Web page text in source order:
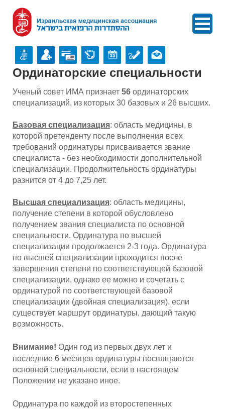
Ординаторские специальности
Ученый совет ИМА признает 56 ординаторских
специализаций, из которых 30 базовых и 26 высших.
Базовая специализация: область медицины, в
которой претенденту после выполнения всех
требований ординатуры присваивается звание
специалиста - без необходимости дополнительной
специализации. Продолжительность ординатуры
разнится от 4 до 7,25 лет.
Высшая специализация: область медицины,
получение степени в которой обусловлено
получением звания специалиста по основной
специальности. Ординатура по высшей
специализации продолжается 2-3 года. Ординатура
по высшей специализации проходится после
завершения степени по соответствующей базовой
специализации, однако ее можно и сочетать с
ординатурой по соответствующей базовой
специализации (двойная специализация), если
существует маршрут ординатуры, дающий такую
возможность.
Внимание! Один год из первых двух лет и
последние 6 месяцев ординатуры посвящаются
основной специальности, если в настоящем
Положении не указано иное.
Ординатура по каждой из второстепенных